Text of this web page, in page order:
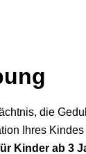
die
Ihres Kindes
Kinder ab 3